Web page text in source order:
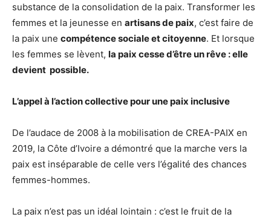
substance de la consolidation de la paix. Transformer les
femmes et la jeunesse en artisans de paix, c’est faire de
la paix une compétence sociale et citoyenne. Et lorsque
les femmes se lèvent, la paix cesse d’être un rêve : elle
devient possible.
L’appel à l’action collective pour une paix inclusive
De l’audace de 2008 à la mobilisation de CREA-PAIX en
2019, la Côte d’Ivoire a démontré que la marche vers la
paix est inséparable de celle vers l’égalité des chances
femmes-hommes.
La paix n’est pas un idéal lointain : c’est le fruit de la